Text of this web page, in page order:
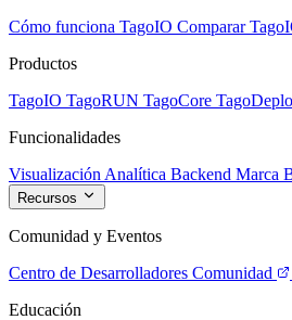
Cómo funciona TagoIO Comparar
Productos
TagoIO TagoRUN TagoCore
Funcionalidades
Visualización Analítica Backend Marca
Recursos
Comunidad y Eventos
Centro de Desarrolladores Comunidad
Educación